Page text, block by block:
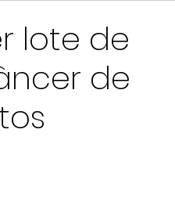
Jurídica Alerta Digital
lote de
de